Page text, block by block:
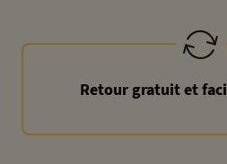
Retour gratuit et